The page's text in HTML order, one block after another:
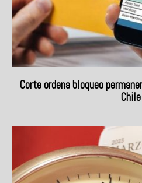
Corte ordena bloqueo
Chile